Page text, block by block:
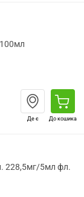
Де є До кошика
228,5мг/5мл фл.